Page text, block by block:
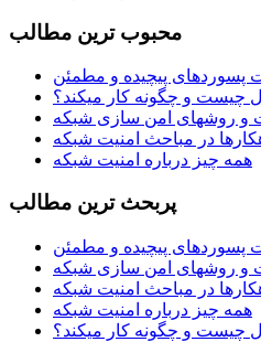
محبوب ترين مطالب
پیچیده و مطمئن
چیست و چگونه کار میکند؟
و روشهای امن سازی شبکه
در مباحث امنیت شبکه
همه چیز درباره امنیت شبکه
پربحث ترين مطالب
پیچیده و مطمئن
و روشهای امن سازی شبکه
در مباحث امنیت شبکه
همه چیز درباره امنیت شبکه
چیست و چگونه کار میکند؟